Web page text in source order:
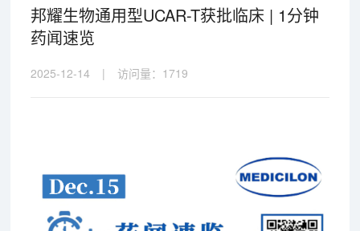
邦耀生物通用型UCAR-T获批临床 | 1分钟
药闻速览
2025-12-14 | 访问量： 1719